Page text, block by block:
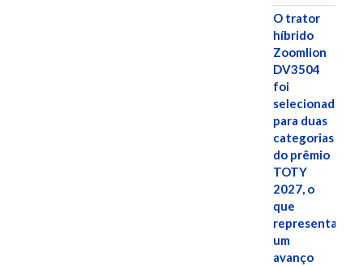
O trator
híbrido
Zoomlion
DV3504
foi
selecionado
para duas
categorias
do prêmio
TOTY
2027, o
que
representa
um
avanço